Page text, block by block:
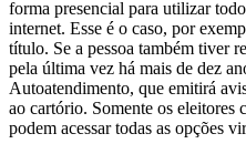
forma presencial para utilizar
internet. Esse é o caso, por
título. Se a pessoa também tiver
pela última vez há mais de dez
Autoatendimento, que emitirá
ao cartório. Somente os eleitores
podem acessar todas as opções